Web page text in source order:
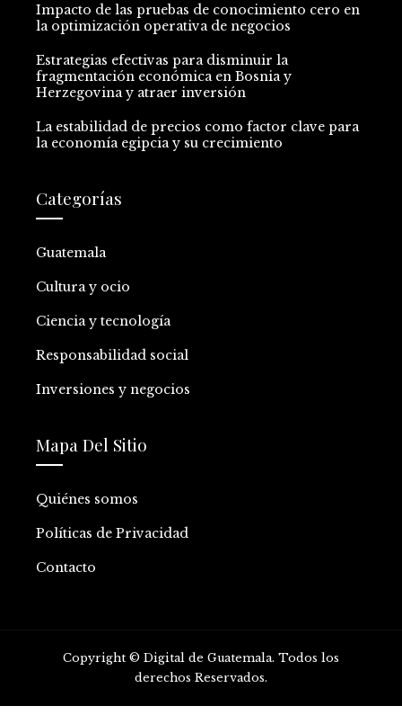
Impacto de las pruebas de conocimiento cero en
la optimización operativa de negocios
Estrategias efectivas para disminuir la
fragmentación económica en Bosnia y
Herzegovina y atraer inversión
La estabilidad de precios como factor clave para
la economía egipcia y su crecimiento
Categorías
Guatemala
Cultura y ocio
Ciencia y tecnología
Responsabilidad social
Inversiones y negocios
Mapa Del Sitio
Quiénes somos
Políticas de Privacidad
Contacto
Copyright © Digital de Guatemala. Todos los
derechos Reservados.